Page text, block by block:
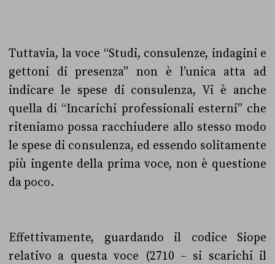
Tuttavia, la voce “Studi, consulenze, indagini e
gettoni di presenza” non è l’unica atta ad
indicare le spese di consulenza, Vi è anche
quella di “Incarichi professionali esterni” che
riteniamo possa racchiudere allo stesso modo
le spese di consulenza, ed essendo solitamente
più ingente della prima voce, non è questione
da poco.
Effettivamente, guardando il codice Siope
relativo a questa voce (2710 – si scarichi il